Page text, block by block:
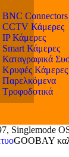
BNC Connectors
CCTV Κάμερες
IP Κάμερες
Smart Κάμερες
Καταγραφικά
Κρυφές Κάμερες
Παρελκόμενα
Τροφοδοτικά
Singlemode
GOOBAY